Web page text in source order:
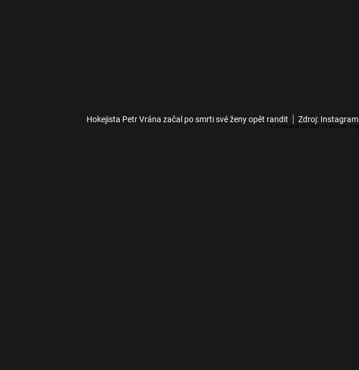
Hokejista Petr Vrána začal po smrti své ženy opět randit Zdroj: Instagram